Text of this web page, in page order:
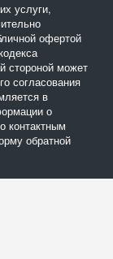
услуги,
офертой
стороной может
согласования
в
о
контактным
обратной